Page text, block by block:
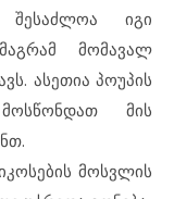
იგი
მომავალ
ასეთია პოუპის
მის
მოსვლის